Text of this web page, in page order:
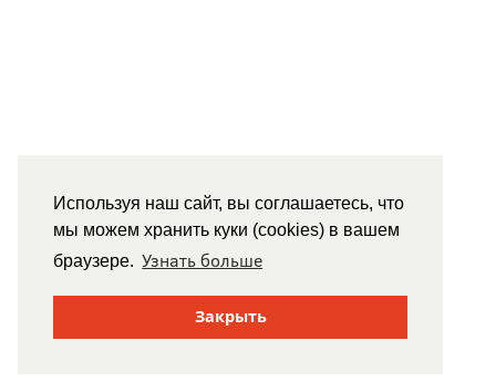
Используя наш сайт, вы соглашаетесь, что
мы можем хранить куки (cookies) в вашем
браузере. Узнать больше
Закрыть